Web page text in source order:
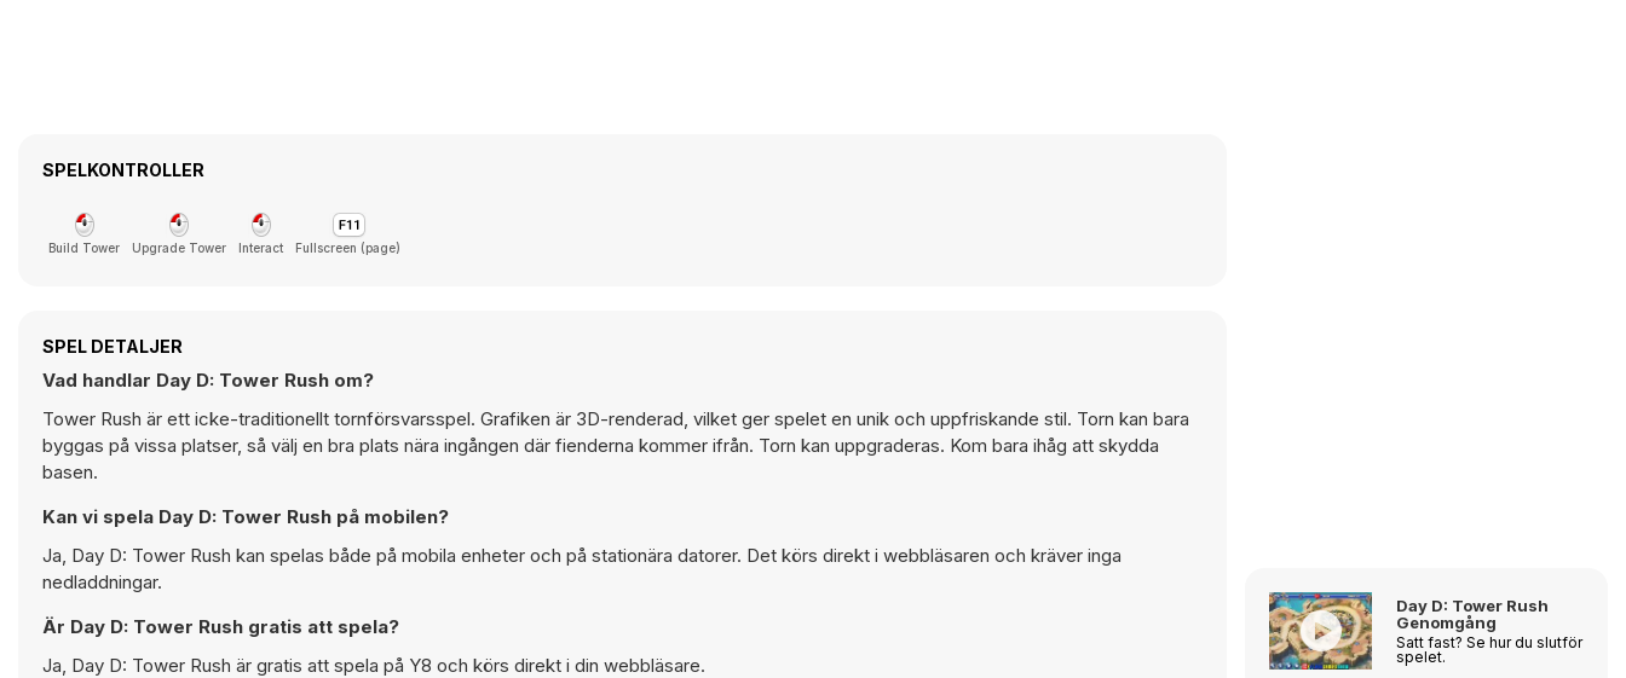
SPELKONTROLLER
Build Tower Upgrade Tower Interact Fullscreen (page)
SPEL DETALJER
Vad handlar Day D: Tower Rush om?
Tower Rush är ett icke-traditionellt tornförsvarsspel. Grafiken är 3D-renderad, vilket ger spelet en unik och uppfriskande stil. Torn kan bara
byggas på vissa platser, så välj en bra plats nära ingången där fienderna kommer ifrån. Torn kan uppgraderas. Kom bara ihåg att skydda
basen.
Kan vi spela Day D: Tower Rush på mobilen?
Ja, Day D: Tower Rush kan spelas både på mobila enheter och på stationära datorer. Det körs direkt i webbläsaren och kräver inga
nedladdningar.
Är Day D: Tower Rush gratis att spela?
Ja, Day D: Tower Rush är gratis att spela på Y8 och körs direkt i din webbläsare.
Day D: Tower Rush
Genomgång
Satt fast? Se hur du slutför
spelet.